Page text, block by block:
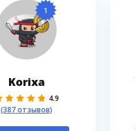
1
Korixa
4.9
(387 отзывов)